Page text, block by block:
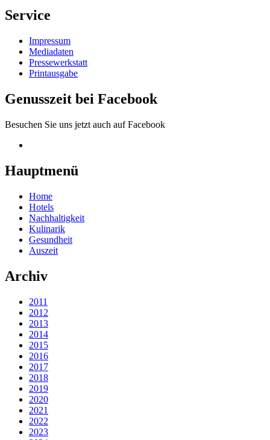
Service
Impressum
Mediadaten
Pressewerkstatt
Printausgabe
Genusszeit bei Facebook
Besuchen Sie uns jetzt auch auf Facebook
Hauptmenü
Home
Hotels
Nachhaltigkeit
Kulinarik
Gesundheit
Auszeit
Archiv
2011
2012
2013
2014
2015
2016
2017
2018
2019
2020
2021
2022
2023